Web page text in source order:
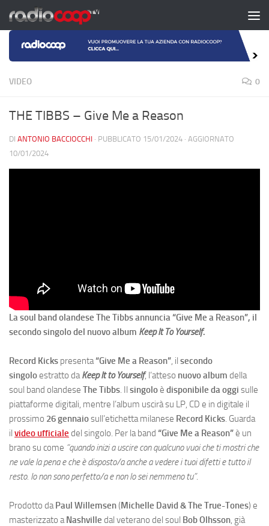
Salta al contenuto
VIDEO 0
THE TIBBS – Give Me a Reason
DI ANTONIO BACCIOCCHI · PUBBLICATO 15/01/2024 · AGGIORNATO
10/01/2024
La soul band olandese The Tibbs annuncia “Give Me a Reason”, il
secondo singolo del nuovo album Keep It To Yourself.
Record Kicks presenta“Give Me a Reason”, il secondo
singoloestratto daKeep It to Yourself, l’atteso nuovo album della
soul band olandese The Tibbs. Il singoloè disponibile da oggi sulle
piattaforme digitali, mentre l’album uscirà su LP, CD e in digitale il
prossimo 26 gennaiosull’etichetta milanese Record Kicks. Guarda
il video ufficiale del singolo. Per la band “Give Me a Reason”è un
brano su come “quando inizi a uscire con qualcuno vuoi che ti mostri che
ne vale la pena e che è disposto/a anche a vedere i tuoi difetti e tutto il
resto. Io non sono perfetto/a e non lo sei nemmeno tu”.
Prodotto daPaul Willemsen(Michelle David & The True-Tones) e
masterizzato aNashville dal veterano del soul Bob Olhsson, già